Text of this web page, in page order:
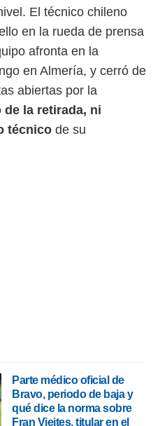
El técnico chileno
en la rueda de prensa
afronta en la
en Almería, y cerró de
abiertas por la
de la retirada, ni
técnico de su
Parte médico oficial de
Bravo, periodo de baja y
qué dice la norma sobre
Fran Vieites, titular en el